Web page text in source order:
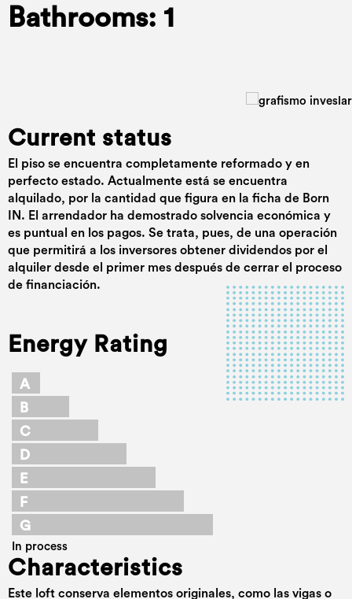
Bathrooms: 1
Current status
El piso se encuentra completamente reformado y en
perfecto estado. Actualmente está se encuentra
alquilado, por la cantidad que figura en la ficha de Born
IN. El arrendador ha demostrado solvencia económica y
es puntual en los pagos. Se trata, pues, de una operación
que permitirá a los inversores obtener dividendos por el
alquiler desde el primer mes después de cerrar el proceso
de financiación.
Energy Rating
A
B
C
D
E
F
G
In process
Characteristics
Este loft conserva elementos originales, como las vigas o